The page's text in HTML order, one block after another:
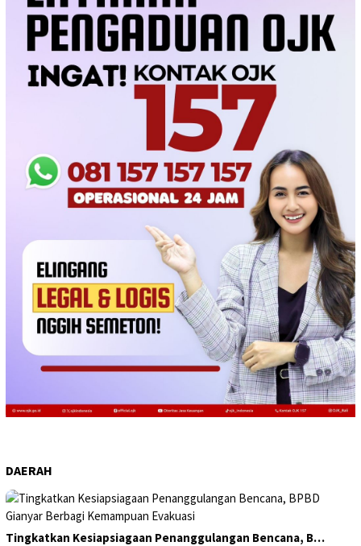
DAERAH
Tingkatkan Kesiapsiagaan Penanggulangan Bencana, B…